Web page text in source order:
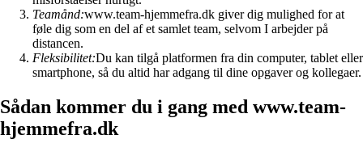
Teamånd:www.team-hjemmefra.dk giver dig mulighed for at
føle dig som en del af et samlet team, selvom I arbejder på
distancen.
Fleksibilitet:Du kan tilgå platformen fra din computer, tablet eller
smartphone, så du altid har adgang til dine opgaver og kollegaer.
Sådan kommer du i gang med www.team-
hjemmefra.dk